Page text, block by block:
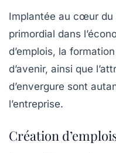
Implantée au cœur du
primordial dans
d’emplois, la
d’avenir, ainsi que
d’envergure sont
l’entreprise.
Création